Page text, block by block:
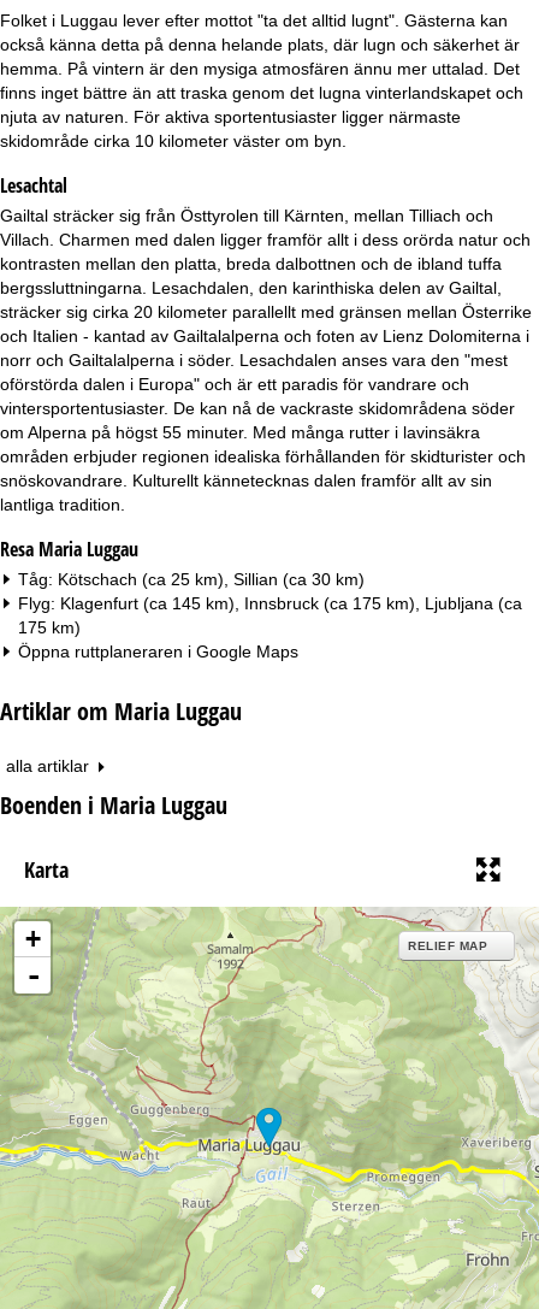
Folket i Luggau lever efter mottot "ta det alltid lugnt". Gästerna kan
också känna detta på denna helande plats, där lugn och säkerhet är
hemma. På vintern är den mysiga atmosfären ännu mer uttalad. Det
finns inget bättre än att traska genom det lugna vinterlandskapet och
njuta av naturen. För aktiva sportentusiaster ligger närmaste
skidområde cirka 10 kilometer väster om byn.
Lesachtal
Gailtal sträcker sig från Östtyrolen till Kärnten, mellan Tilliach och
Villach. Charmen med dalen ligger framför allt i dess orörda natur och
kontrasten mellan den platta, breda dalbottnen och de ibland tuffa
bergssluttningarna. Lesachdalen, den karinthiska delen av Gailtal,
sträcker sig cirka 20 kilometer parallellt med gränsen mellan Österrike
och Italien - kantad av Gailtalalperna och foten av Lienz Dolomiterna i
norr och Gailtalalperna i söder. Lesachdalen anses vara den "mest
oförstörda dalen i Europa" och är ett paradis för vandrare och
vintersportentusiaster. De kan nå de vackraste skidområdena söder
om Alperna på högst 55 minuter. Med många rutter i lavinsäkra
områden erbjuder regionen idealiska förhållanden för skidturister och
snöskovandrare. Kulturellt kännetecknas dalen framför allt av sin
lantliga tradition.
Resa Maria Luggau
Tåg: Kötschach (ca 25 km), Sillian (ca 30 km)
Flyg: Klagenfurt (ca 145 km), Innsbruck (ca 175 km), Ljubljana (ca
175 km)
Öppna ruttplaneraren i Google Maps
Artiklar om Maria Luggau
alla artiklar
Boenden i Maria Luggau
Karta
+
-
RELIEF MAP